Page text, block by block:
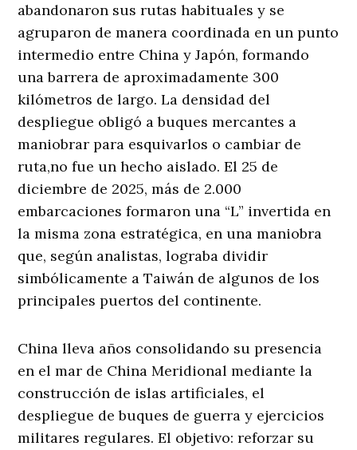
abandonaron sus rutas habituales y se
agruparon de manera coordinada en un punto
intermedio entre China y Japón, formando
una barrera de aproximadamente 300
kilómetros de largo. La densidad del
despliegue obligó a buques mercantes a
maniobrar para esquivarlos o cambiar de
ruta,no fue un hecho aislado. El 25 de
diciembre de 2025, más de 2.000
embarcaciones formaron una “L” invertida en
la misma zona estratégica, en una maniobra
que, según analistas, lograba dividir
simbólicamente a Taiwán de algunos de los
principales puertos del continente.
China lleva años consolidando su presencia
en el mar de China Meridional mediante la
construcción de islas artificiales, el
despliegue de buques de guerra y ejercicios
militares regulares. El objetivo: reforzar su